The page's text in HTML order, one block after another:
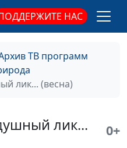
НАС
ТВ программ
лик... (весна)
лик...
0+